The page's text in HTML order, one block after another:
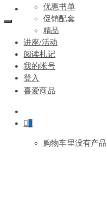
优惠书单
促销配套
精品
讲座/活动
阅读札记
我的帐号
登入
喜爱商品
0
购物车里没有产品